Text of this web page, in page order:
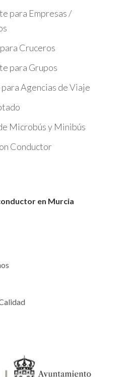
para Empresas /
Cruceros
para Grupos
Agencias de Viaje
Microbús y Minibús
Conductor
en Murcia